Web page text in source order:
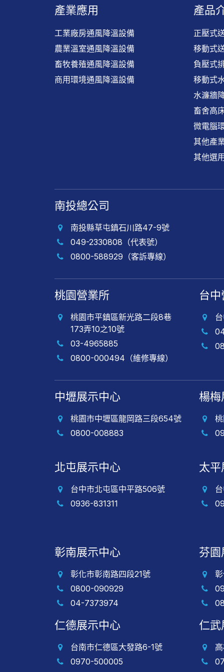
產業應用
工業廠房通風降溫設備
農業溫室通風降溫設備
畜牧養殖通風降溫設備
商用環境通風降溫設備
產品
正壓式
移動式
負壓式
移動式
水濂牆
畜舍高
微電腦
其他產
其他選
南投總公司
南投縣草屯鎮石川路47-9號
049-2330808（代表號）
0800-588929（客訴專線）
桃園營業所
桃園市平鎮區新光路二段8巷
173弄10之10號
03-4965885
0800-000494（維修專線）
台
中壢展示中心
桃園市中壢區龍岡路三段654號
0800-008883
楊梅
北屯展示中心
台中市北屯區中平路506號
0936-831311
太平
彰南展示中心
彰化市彰南路四段21號
0800-090929
04-7373974
芬園
仁德展示中心
台南市仁德區大發路6-1號
0970-500005
仁武